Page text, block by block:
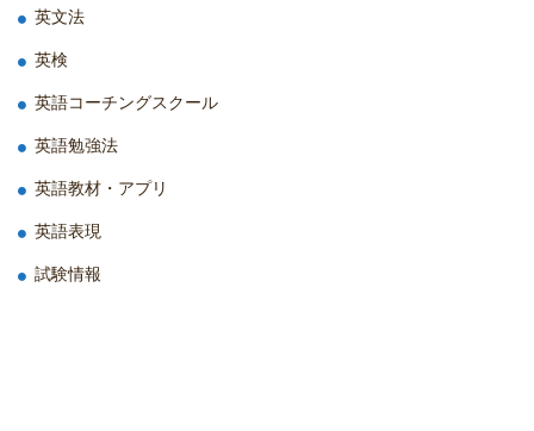
英文法
英検
英語コーチングスクール
英語勉強法
英語教材・アプリ
英語表現
試験情報